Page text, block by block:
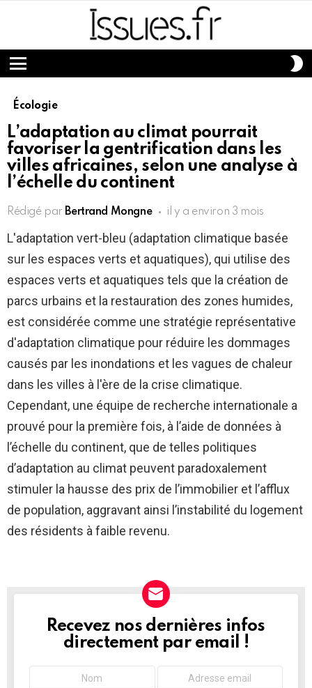
Menu
Écologie
L’adaptation au climat pourrait
favoriser la gentrification dans les
villes africaines, selon une analyse à
l’échelle du continent
Rédigé par Bertrand Mongne il y a environ 3 mois
L'adaptation vert-bleu (adaptation climatique basée
sur les espaces verts et aquatiques), qui utilise des
espaces verts et aquatiques tels que la création de
parcs urbains et la restauration des zones humides,
est considérée comme une stratégie représentative
d'adaptation climatique pour réduire les dommages
causés par les inondations et les vagues de chaleur
dans les villes à l'ère de la crise climatique.
Cependant, une équipe de recherche internationale a
prouvé pour la première fois, à l’aide de données à
l’échelle du continent, que de telles politiques
d’adaptation au climat peuvent paradoxalement
stimuler la hausse des prix de l’immobilier et l’afflux
de population, aggravant ainsi l’instabilité du logement
des résidents à faible revenu.
NEWSLETTER
Recevez nos dernières infos
directement par email !